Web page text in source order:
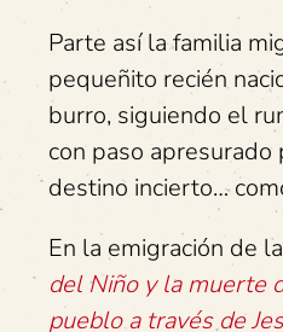
Parte así la familia
pequeñito recién
burro, siguiendo el
con paso
destino incierto…
En la emigración de
del Niño y la muerte
pueblo a través de